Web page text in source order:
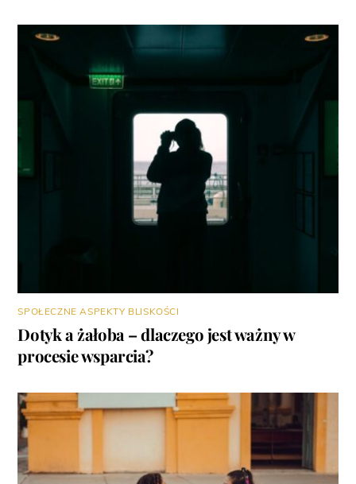
SPOŁECZNE ASPEKTY BLISKOŚCI
Dotyk a żałoba – dlaczego jest ważny w
procesie wsparcia?